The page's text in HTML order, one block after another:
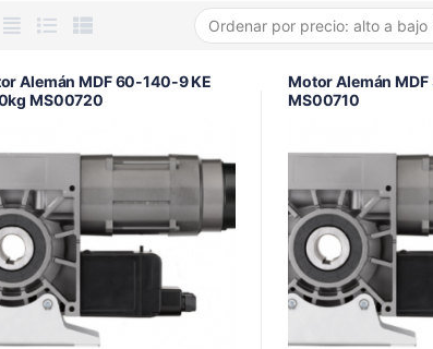
Alemán MDF 60-140-9 KE
MS00720
Motor Alemán
MS00710